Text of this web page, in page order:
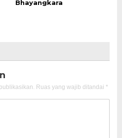
Bhayangkara
Ruas yang wajib ditandai *